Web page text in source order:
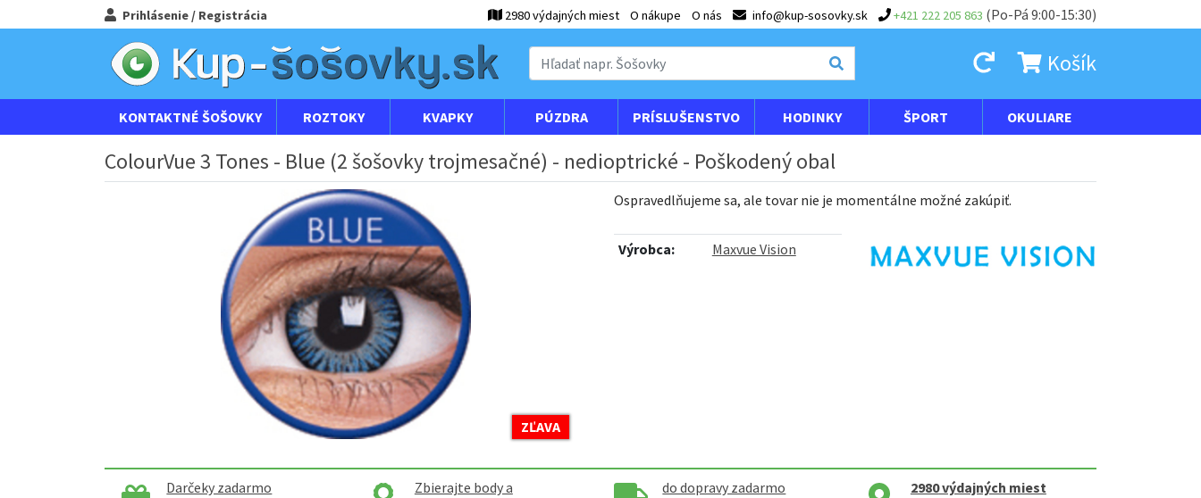
Prihlásenie / Registrácia 2980 výdajných miest O nákupe O nás info@kup-sosovky.sk +421 222 205 863 (Po-Pá 9:00-15:30)
Košík
KONTAKTNÉ ŠOŠOVKY ROZTOKY KVAPKY PÚZDRA PRÍSLUŠENSTVO HODINKY ŠPORT OKULIARE
ColourVue 3 Tones - Blue (2 šošovky trojmesačné) - nedioptrické - Poškodený obal
ZĽAVA
Ospravedlňujeme sa, ale tovar nie je momentálne možné zakúpiť.
Výrobca: Maxvue Vision
Darčeky zadarmo
Zbierajte body a
do dopravy zadarmo
2980výdajných miest